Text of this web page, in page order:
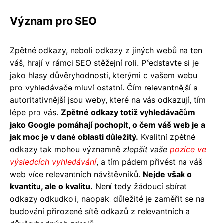
Význam pro SEO
Zpětné odkazy, neboli odkazy z jiných webů na ten
váš, hrají v rámci SEO stěžejní roli. Představte si je
jako hlasy důvěryhodnosti, kterými o vašem webu
pro vyhledávače mluví ostatní. Čím relevantnější a
autoritativnější jsou weby, které na vás odkazují, tím
lépe pro vás. Zpětné odkazy totiž vyhledávačům
jako Google pomáhají pochopit, o čem váš web je a
jak moc je v dané oblasti důležitý. Kvalitní zpětné
odkazy tak mohou významně zlepšit vaše pozice ve
výsledcích vyhledávání, a tím pádem přivést na váš
web více relevantních návštěvníků. Nejde však o
kvantitu, ale o kvalitu. Není tedy žádoucí sbírat
odkazy odkudkoli, naopak, důležité je zaměřit se na
budování přirozené sítě odkazů z relevantních a